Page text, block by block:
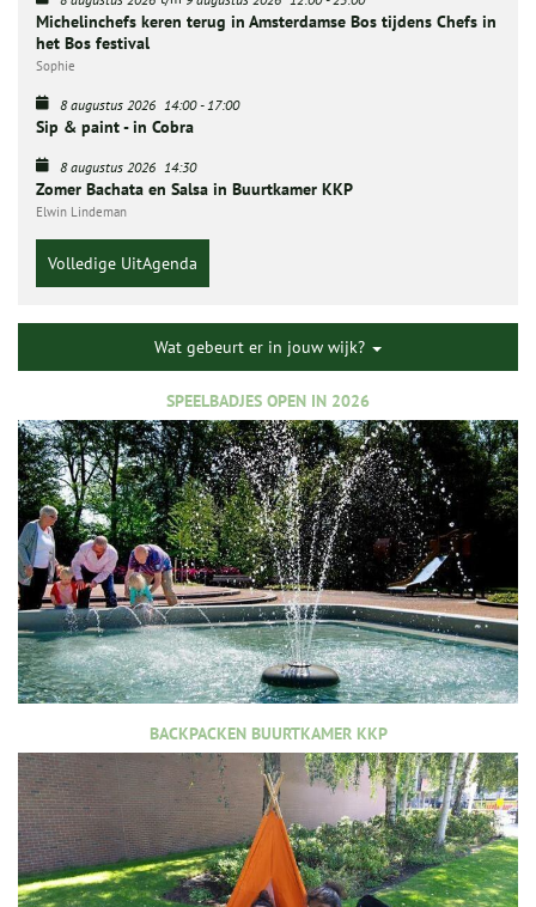
Michelinchefs keren terug in Amsterdamse Bos tijdens Chefs in
het Bos festival
Sophie
8 augustus 2026 14:00-17:00
Sip & paint - in Cobra
8 augustus 2026 14:30
Zomer Bachata en Salsa in Buurtkamer KKP
Elwin Lindeman
Volledige UitAgenda
Wat gebeurt er in jouw wijk?
SPEELBADJES OPEN IN 2026
BACKPACKEN BUURTKAMER KKP